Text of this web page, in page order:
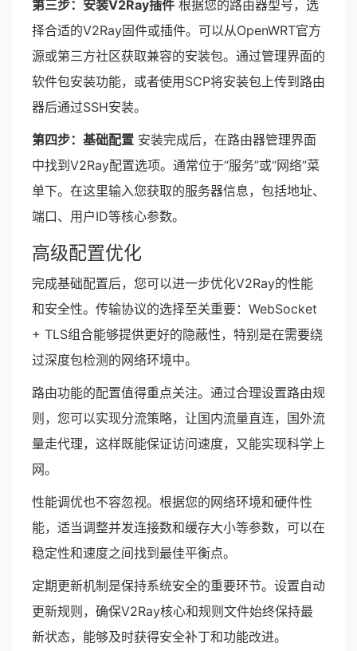
第三步：安装V2Ray插件 根据您的路由器型号，选
择合适的V2Ray固件或插件。可以从OpenWRT官方
源或第三方社区获取兼容的安装包。通过管理界面的
软件包安装功能，或者使用SCP将安装包上传到路由
器后通过SSH安装。
第四步：基础配置 安装完成后，在路由器管理界面
中找到V2Ray配置选项。通常位于“服务”或“网络”菜
单下。在这里输入您获取的服务器信息，包括地址、
端口、用户ID等核心参数。
高级配置优化
完成基础配置后，您可以进一步优化V2Ray的性能
和安全性。传输协议的选择至关重要：WebSocket
+ TLS组合能够提供更好的隐蔽性，特别是在需要绕
过深度包检测的网络环境中。
路由功能的配置值得重点关注。通过合理设置路由规
则，您可以实现分流策略，让国内流量直连，国外流
量走代理，这样既能保证访问速度，又能实现科学上
网。
性能调优也不容忽视。根据您的网络环境和硬件性
能，适当调整并发连接数和缓存大小等参数，可以在
稳定性和速度之间找到最佳平衡点。
定期更新机制是保持系统安全的重要环节。设置自动
更新规则，确保V2Ray核心和规则文件始终保持最
新状态，能够及时获得安全补丁和功能改进。